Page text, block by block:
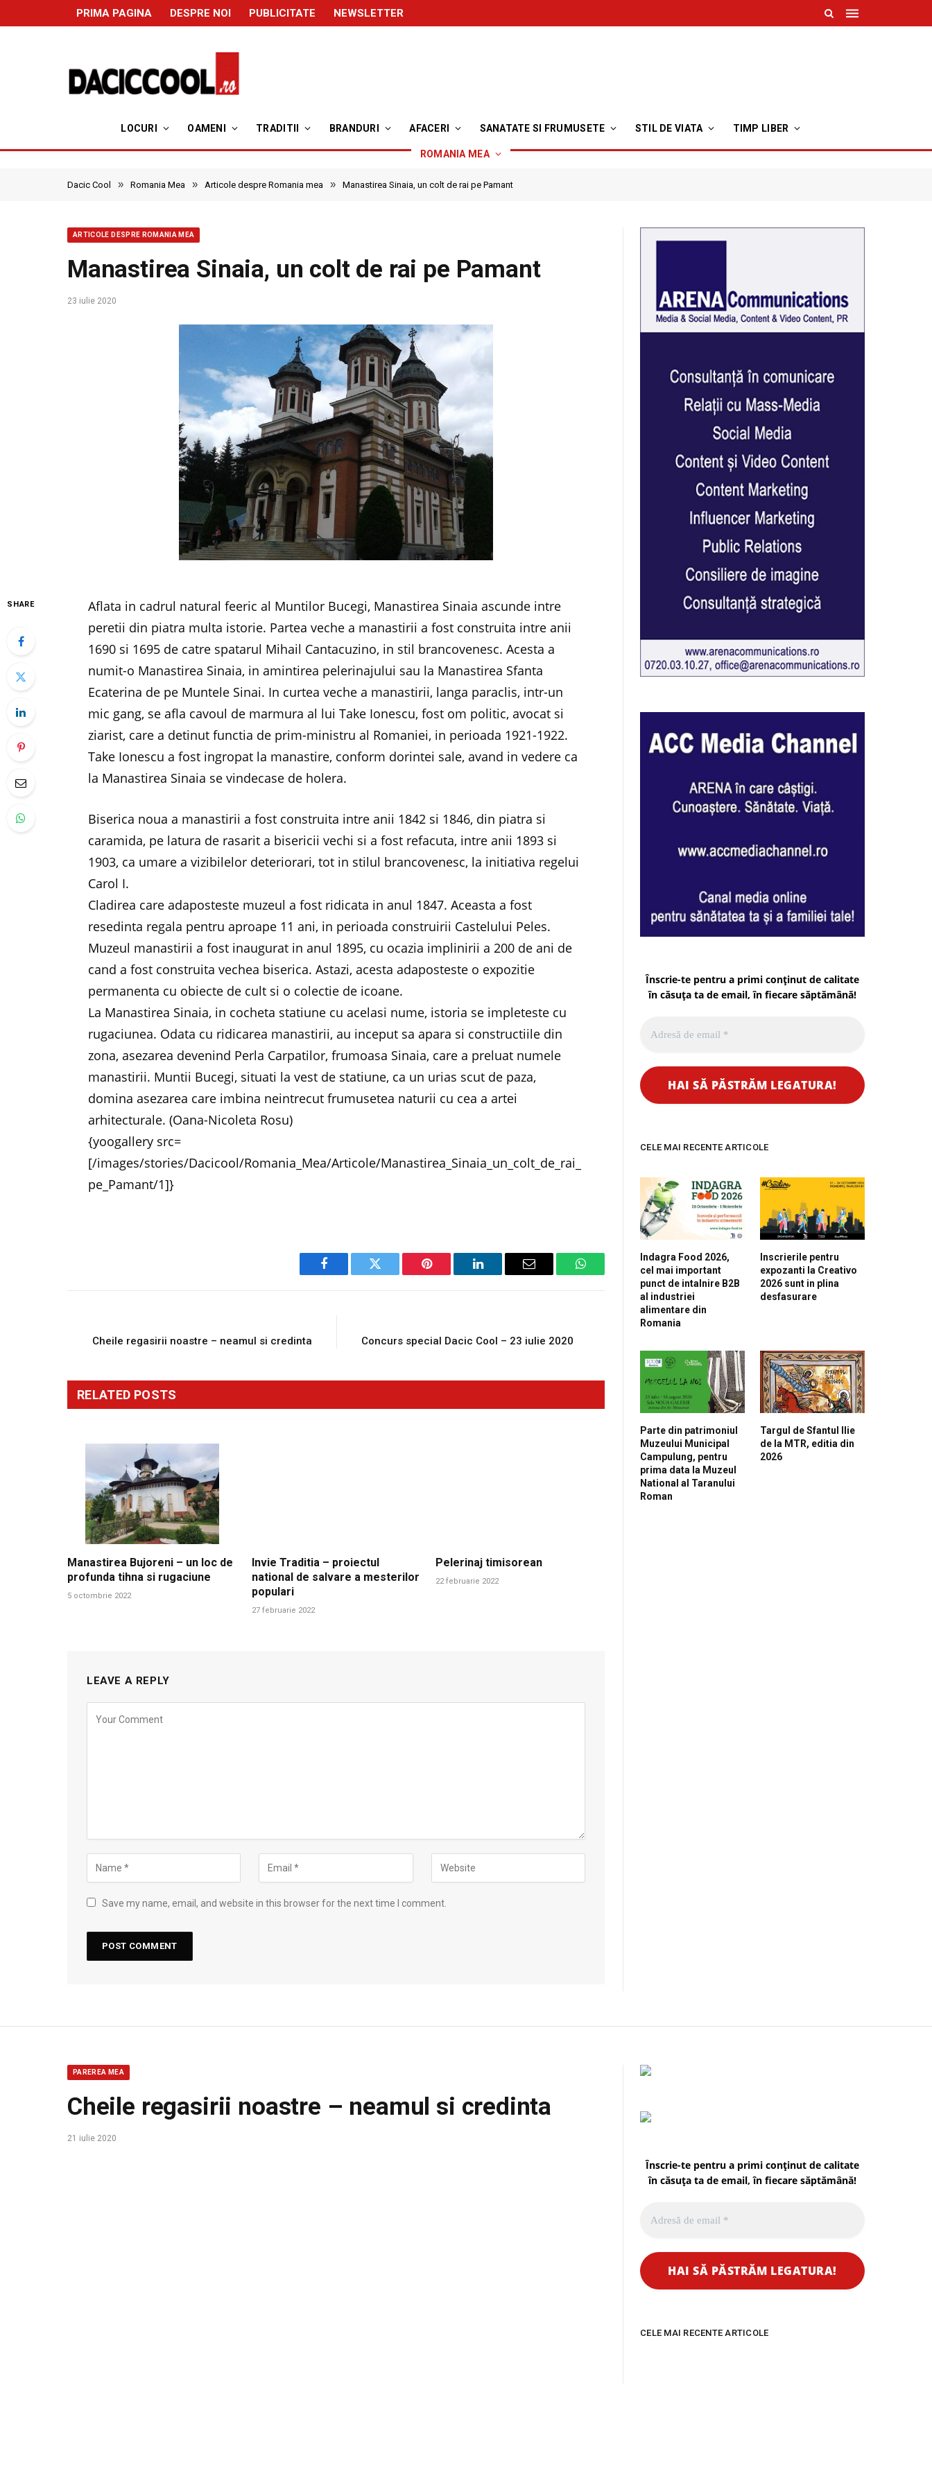
PRIMA PAGINA DESPRE NOI PUBLICITATE NEWSLETTER
LOCURI OAMENI TRADITII BRANDURI AFACERI SANATATE SI FRUMUSETE STIL DE VIATA TIMP LIBER
ROMANIA MEA
Dacic Cool » Romania Mea » Articole despre Romania mea » Manastirea Sinaia, un colt de rai pe Pamant
ARTICOLE DESPRE ROMANIA MEA
Manastirea Sinaia, un colt de rai pe Pamant
23 iulie 2020
SHARE
Aflata in cadrul natural feeric al Muntilor Bucegi, Manastirea Sinaia ascunde intre
peretii din piatra multa istorie. Partea veche a manastirii a fost construita intre anii
1690 si 1695 de catre spatarul Mihail Cantacuzino, in stil brancovenesc. Acesta a
numit-o Manastirea Sinaia, in amintirea pelerinajului sau la Manastirea Sfanta
Ecaterina de pe Muntele Sinai. In curtea veche a manastirii, langa paraclis, intr-un
mic gang, se afla cavoul de marmura al lui Take Ionescu, fost om politic, avocat si
ziarist, care a detinut functia de prim-ministru al Romaniei, in perioada 1921-1922.
Take Ionescu a fost ingropat la manastire, conform dorintei sale, avand in vedere ca
la Manastirea Sinaia se vindecase de holera.
Biserica noua a manastirii a fost construita intre anii 1842 si 1846, din piatra si
caramida, pe latura de rasarit a bisericii vechi si a fost refacuta, intre anii 1893 si
1903, ca umare a vizibilelor deteriorari, tot in stilul brancovenesc, la initiativa regelui
Carol I.
Cladirea care adaposteste muzeul a fost ridicata in anul 1847. Aceasta a fost
resedinta regala pentru aproape 11 ani, in perioada construirii Castelului Peles.
Muzeul manastirii a fost inaugurat in anul 1895, cu ocazia implinirii a 200 de ani de
cand a fost construita vechea biserica. Astazi, acesta adaposteste o expozitie
permanenta cu obiecte de cult si o colectie de icoane.
La Manastirea Sinaia, in cocheta statiune cu acelasi nume, istoria se impleteste cu
rugaciunea. Odata cu ridicarea manastirii, au inceput sa apara si constructiile din
zona, asezarea devenind Perla Carpatilor, frumoasa Sinaia, care a preluat numele
manastirii. Muntii Bucegi, situati la vest de statiune, ca un urias scut de paza,
domina asezarea care imbina neintrecut frumusetea naturii cu cea a artei
arhitecturale. (Oana-Nicoleta Rosu)
{yoogallery src=
[/images/stories/Dacicool/Romania_Mea/Articole/Manastirea_Sinaia_un_colt_de_rai_
pe_Pamant/1]}
Facebook Twitter Pinterest LinkedIn Email WhatsApp
Cheile regasirii noastre – neamul si credinta Concurs special Dacic Cool – 23 iulie 2020
RELATED POSTS
Manastirea Bujoreni – un loc de
profunda tihna si rugaciune
5 octombrie 2022
Invie Traditia – proiectul
national de salvare a mesterilor
populari
27 februarie 2022
Pelerinaj timisorean
22 februarie 2022
LEAVE A REPLY
Save my name, email, and website in this browser for the next time I comment.
Înscrie-te pentru a primi conținut de calitate
în căsuța ta de email, în fiecare săptămână!
CELE MAI RECENTE ARTICOLE
Indagra Food 2026,
cel mai important
punct de intalnire B2B
al industriei
alimentare din
Romania
Inscrierile pentru
expozanti la Creativo
2026 sunt in plina
desfasurare
Parte din patrimoniul
Muzeului Municipal
Campulung, pentru
prima data la Muzeul
National al Taranului
Roman
Targul de Sfantul Ilie
de la MTR, editia din
2026
PAREREA MEA
Cheile regasirii noastre – neamul si credinta
21 iulie 2020
Înscrie-te pentru a primi conținut de calitate
în căsuța ta de email, în fiecare săptămână!
CELE MAI RECENTE ARTICOLE